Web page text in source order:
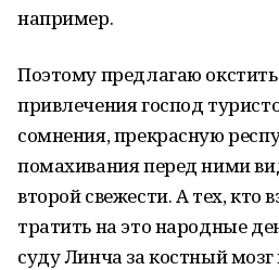
например.
Поэтому предлагаю
привлечения господ
сомнения, прекрасную
помахивания перед ними
второй свежести. А тех, кто
тратить на это народные
суду Линча за костный